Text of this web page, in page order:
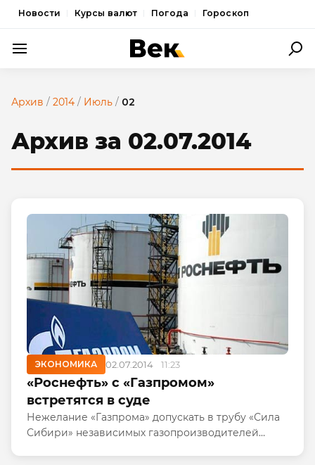
Новости Курсы валют Погода Гороскоп
ОБЩЕСТВО
СПОРТ
НОВОСТИ
Архив / 2014 / Июль / 02
Архив за 02.07.2014
ЭКОНОМИКА 02.07.2014 11:23
«Роснефть» с «Газпромом»
встретятся в суде
Нежелание «Газпрома» допускать в трубу «Сила
Сибири» независимых газопроизводителей